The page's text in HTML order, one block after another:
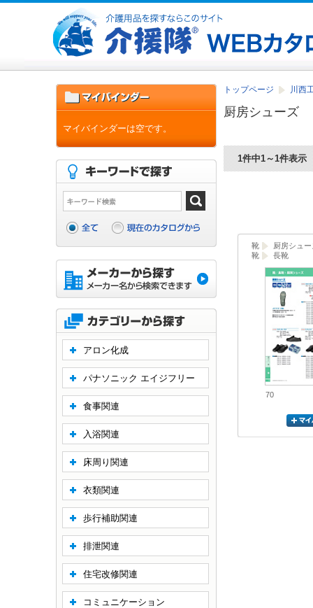
トップページ 川西
厨房シューズ
1件中1～1件表示
靴
厨房シュー
靴
長靴
70
マイバインダーは空です。
アロン化成
パナソニック エイジフリー
食事関連
入浴関連
床周り関連
衣類関連
歩行補助関連
排泄関連
住宅改修関連
コミュニケーション